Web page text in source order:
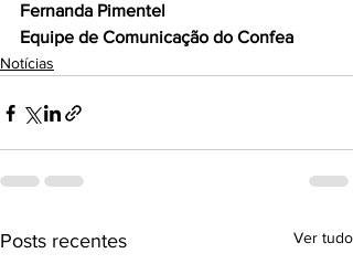
Fernanda Pimentel
Equipe de Comunicação do Confea
Notícias
Posts recentes Ver tudo